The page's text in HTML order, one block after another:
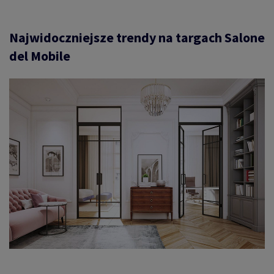
Najwidoczniejsze trendy na targach Salone
del Mobile